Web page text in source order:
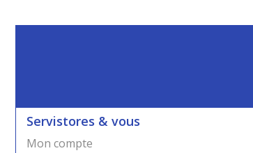
Servistores & vous
Mon compte